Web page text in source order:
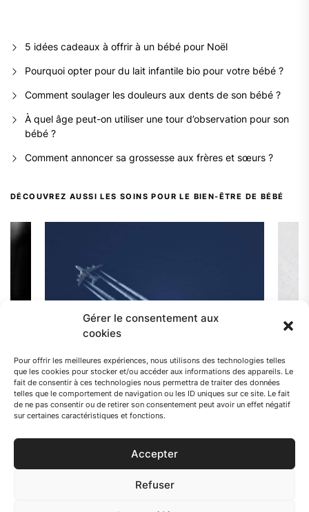
Gérer le consentement aux
cookies
Pour offrir les meilleures expériences, nous utilisons des technologies telles
que les cookies pour stocker et/ou accéder aux informations des appareils. Le
fait de consentir à ces technologies nous permettra de traiter des données
telles que le comportement de navigation ou les ID uniques sur ce site. Le fait
de ne pas consentir ou de retirer son consentement peut avoir un effet négatif
sur certaines caractéristiques et fonctions.
Accepter
Refuser
5 idées cadeaux à offrir à un bébé pour Noël
Pourquoi opter pour du lait infantile bio pour votre bébé ?
Comment soulager les douleurs aux dents de son bébé ?
À quel âge peut-on utiliser une tour d’observation pour son
bébé ?
Comment annoncer sa grossesse aux frères et sœurs ?
DÉCOUVREZ AUSSI LES SOINS POUR LE BIEN-ÊTRE DE BÉBÉ
de
Quelle altitude ne pas dépasser avec un